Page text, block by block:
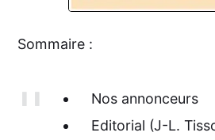
Sommaire :
Nos annonceurs
Editorial (J-L.